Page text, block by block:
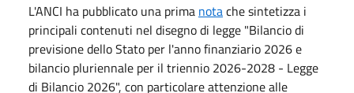
L'ANCI ha pubblicato una prima notache sintetizza i
principali contenuti nel disegno di legge "Bilancio di
previsione dello Stato per l'anno finanziario 2026 e
bilancio pluriennale per il triennio 2026-2028 - Legge
di Bilancio 2026", con particolare attenzione alle